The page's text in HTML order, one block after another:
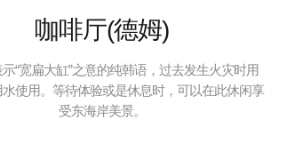
咖啡厅(德姆)
示“宽扁大缸”之意的纯韩语，过去发生火灾时用
使用。等待体验或是休息时，可以在此休闲享
受东海岸美景。